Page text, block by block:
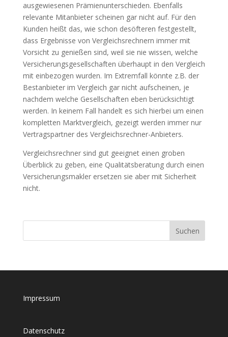
ausgewiesenen Prämienunterschieden. Ebenfalls
relevante Mitanbieter scheinen gar nicht auf. Für den
Kunden heißt das, wie schon desöfteren festgestellt,
dass Ergebnisse von Vergleichsrechnern immer mit
Vorsicht zu genießen sind, weil sie nie wissen, welche
Versicherungsgesellschaften überhaupt in den Vergleich
mit einbezogen wurden. Im Extremfall könnte z.B. der
Bestanbieter im Vergleich gar nicht aufscheinen, je
nachdem welche Gesellschaften eben berücksichtigt
werden. In keinem Fall handelt es sich hierbei um einen
kompletten Marktvergleich, gezeigt werden immer nur
Vertragspartner des Vergleichsrechner-Anbieters.
Vergleichsrechner sind gut geeignet einen groben
Überblick zu geben, eine Qualitätsberatung durch einen
Versicherungsmakler ersetzen sie aber mit Sicherheit
nicht.
Impressum
Datenschutz